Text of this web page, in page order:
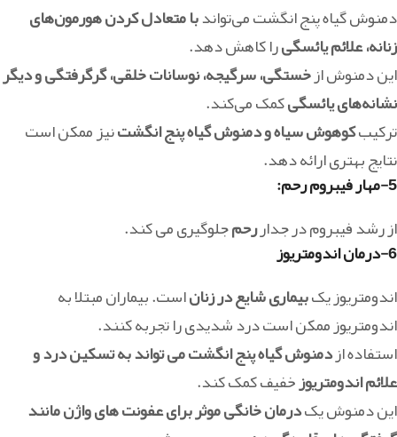
دمنوش گیاه پنج انگشت می‌تواندبا متعادل کردن هورمون‌های
زنانه، علائم یائسگیرا کاهش دهد.
این دمنوش ازخستگی، سرگیجه، نوسانات خلقی، گرگرفتگی و دیگر
نشانه‌های یائسگیکمک می‌کند.
ترکیبکوهوش سیاه و دمنوش گیاه پنج انگشتنیز ممکن است
نتایج بهتری ارائه دهد.
5-مهار فیبروم رحم:
از رشد فیبروم در جداررحمجلوگیری می کند.
6-درمان اندومتریوز
اندومتریوز یکبیماری شایع در زناناست. بیماران مبتلا به
اندومتریوز ممکن است درد شدیدی را تجربه کنند.
استفاده ازدمنوش گیاه پنج انگشت می تواند به تسکین درد و
علائم اندومتریوزخفیف کمک کند.
این دمنوش یکدرمان خانگی موثر برای عفونت های واژن مانند